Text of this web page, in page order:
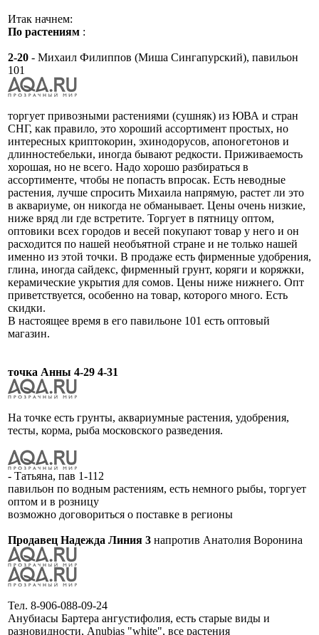
Итак начнем:
По растениям :
2-20 - Михаил Филиппов (Миша Сингапурский), павильон
101
торгует привозными растениями (сушняк) из ЮВА и стран
СНГ, как правило, это хороший ассортимент простых, но
интересных криптокорин, эхинодорусов, апоногетонов и
длинностебельки, иногда бывают редкости. Приживаемость
хорошая, но не всего. Надо хорошо разбираться в
ассортименте, чтобы не попасть впросак. Есть неводные
растения, лучше спросить Михаила напрямую, растет ли это
в аквариуме, он никогда не обманывает. Цены очень низкие,
ниже вряд ли где встретите. Торгует в пятницу оптом,
оптовики всех городов и весей покупают товар у него и он
расходится по нашей необъятной стране и не только нашей
именно из этой точки. В продаже есть фирменные удобрения,
глина, иногда сайдекс, фирменный грунт, коряги и коряжки,
керамические укрытия для сомов. Цены ниже нижнего. Опт
приветствуется, особенно на товар, которого много. Есть
скидки.
В настоящее время в его павильоне 101 есть оптовый
магазин.
точка Анны 4-29 4-31
На точке есть грунты, аквариумные растения, удобрения,
тесты, корма, рыба московского разведения.
- Татьяна, пав 1-112
павильон по водным растениям, есть немного рыбы, торгует
оптом и в розницу
возможно договориться о поставке в регионы
Продавец Надежда Линия 3 напротив Анатолия Воронина
Тел. 8-906-088-09-24
Анубиасы Бартера ангустифолия, есть старые виды и
разновидности, Anubias "white", все растения